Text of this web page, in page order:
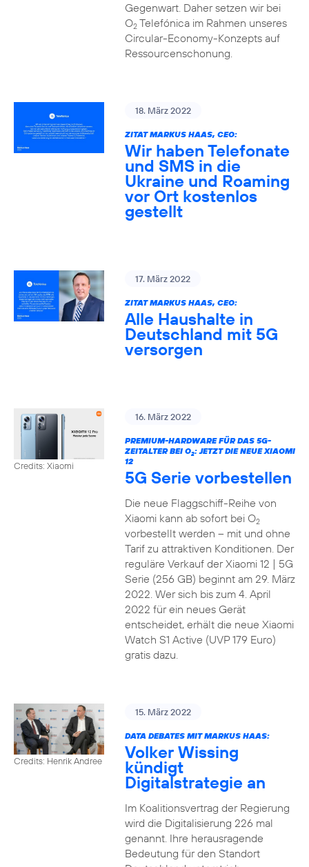
Gegenwart. Daher setzen wir bei
O2Telefónica im Rahmen unseres
Circular-Economy-Konzepts auf
Ressourcenschonung.
18. März 2022
ZITAT MARKUS HAAS, CEO:
Wir haben Telefonate
und SMS in die
Ukraine und Roaming
vor Ort kostenlos
gestellt
17. März 2022
ZITAT MARKUS HAAS, CEO:
Alle Haushalte in
Deutschland mit 5G
versorgen
Credits: Xiaomi
16. März 2022
PREMIUM-HARDWARE FÜR DAS 5G-
ZEITALTER BEI O2: JETZT DIE NEUE XIAOMI
12
5G Serie vorbestellen
Die neue Flaggschiff-Reihe von
Xiaomi kann ab sofort bei O2
vorbestellt werden – mit und ohne
Tarif zu attraktiven Konditionen. Der
reguläre Verkauf der Xiaomi 12 | 5G
Serie (256 GB) beginnt am 29. März
2022. Wer sich bis zum 4. April
2022 für ein neues Gerät
entscheidet, erhält die neue Xiaomi
Watch S1 Active (UVP 179 Euro)
gratis dazu.
Credits: Henrik Andree
15. März 2022
DATA DEBATES MIT MARKUS HAAS:
Volker Wissing
kündigt
Digitalstrategie an
Im Koalitionsvertrag der Regierung
wird die Digitalisierung 226 mal
genannt. Ihre herausragende
Bedeutung für den Standort